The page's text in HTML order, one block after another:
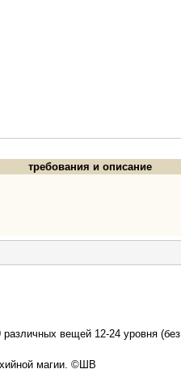
требования и описание
вещей 12-24 уровня (без
магии. ©ШВ